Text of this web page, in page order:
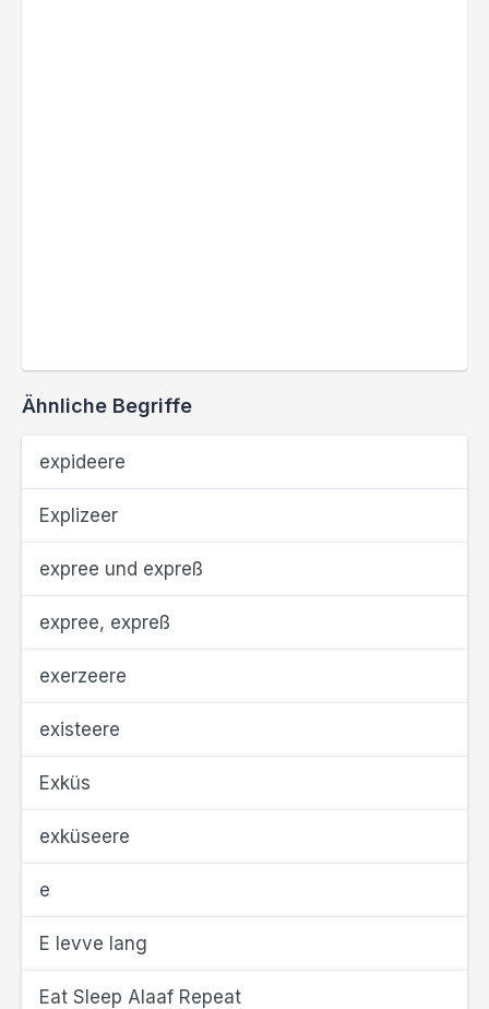
Ähnliche Begriffe
expideere
Explizeer
expree und expreß
expree, expreß
exerzeere
existeere
Exküs
exküseere
e
E levve lang
Eat Sleep Alaaf Repeat